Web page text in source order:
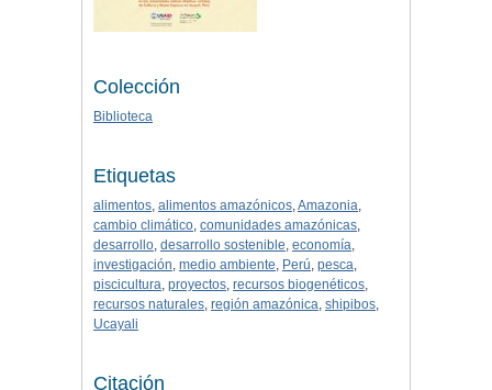
Colección
Biblioteca
Etiquetas
alimentos, alimentos amazónicos,Amazonia,
cambio climático, comunidades amazónicas,
desarrollo, desarrollo sostenible, economía,
investigación, medio ambiente, Perú, pesca,
piscicultura, proyectos, recursos biogenéticos,
recursos naturales, región amazónica, shipibos,
Ucayali
Citación